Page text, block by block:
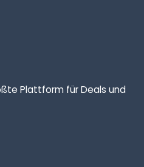
Plattform für Deals und